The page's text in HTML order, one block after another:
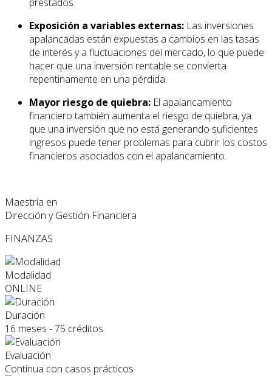
Exposición a variables externas: Las inversiones
apalancadas están expuestas a cambios en las tasas
de interés y a fluctuaciones del mercado, lo que puede
hacer que una inversión rentable se convierta
repentinamente en una pérdida.
Mayor riesgo de quiebra: El apalancamiento
financiero también aumenta el riesgo de quiebra, ya
que una inversión que no está generando suficientes
ingresos puede tener problemas para cubrir los costos
financieros asociados con el apalancamiento.
Maestría en
Dirección y Gestión Financiera
FINANZAS
Modalidad
ONLINE
Duración
16 meses - 75 créditos
Evaluación
Continua con casos prácticos